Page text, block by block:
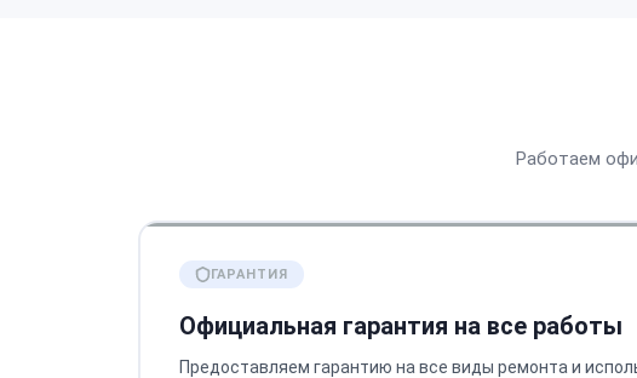
Работаем
ГАРАНТИЯ
Официальная гарантия на все работы
Предоставляем гарантию на все виды ремонта и